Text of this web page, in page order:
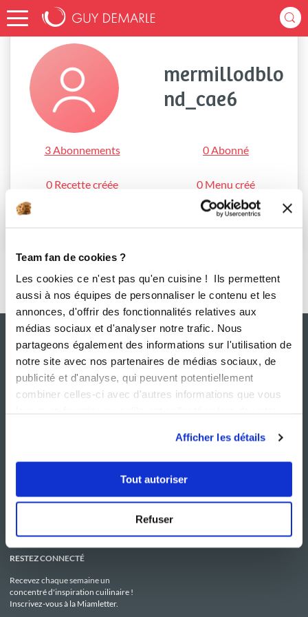
Team fan de cookies ?
Les cookies ce n'est pas qu'en cuisine ! Ils permettent
aussi à nos équipes de personnaliser le contenu et les
annonces, d'offrir des fonctionnalités relatives aux
médias sociaux et d'analyser notre trafic. Nous
partageons également des informations sur l'utilisation de
notre site avec nos partenaires de médias sociaux, de
publicité et d'analyse, qui peuvent potentiellement
combiner celles-ci avec d'autres informations que vous
Afficher les détails
Tout autoriser
Refuser
Accueil mermillodblond_cae6
mermillodblo
nd_cae6
3 Abonnements 0 Abonné
0 Recette créée 0 Menu créé
Le Mag'
Boutique
C.G.U
Politique de confidentialité
Utilisation des Cookies
RESTEZ CONNECTÉ
Recevez chaque semaine un
concentré d'inspiration cuilinaire !
Inscrivez-vous à la Miamletter.